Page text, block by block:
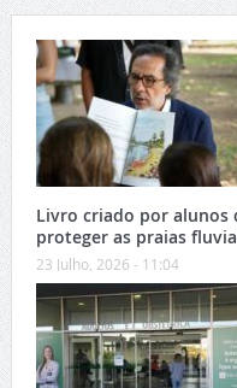
Livro criado por alunos
proteger as praias
23 Julho, 2026 - 11:04